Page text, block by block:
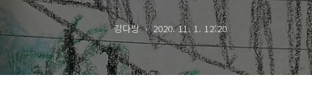
강다방 2020. 11. 1. 12:20